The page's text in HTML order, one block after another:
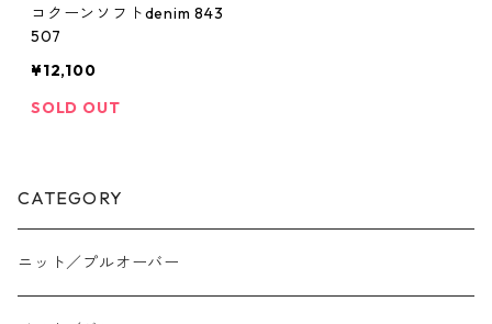
コクーンソフトdenim 843
507
¥12,100
SOLD OUT
CATEGORY
ニット／プルオーバー